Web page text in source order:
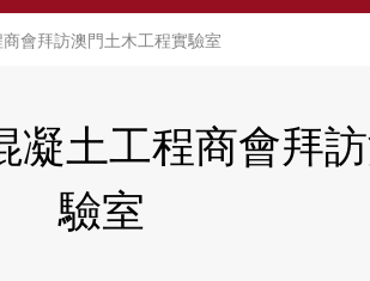
會拜訪澳門土木工程實驗室
凝土工程商會拜
驗室